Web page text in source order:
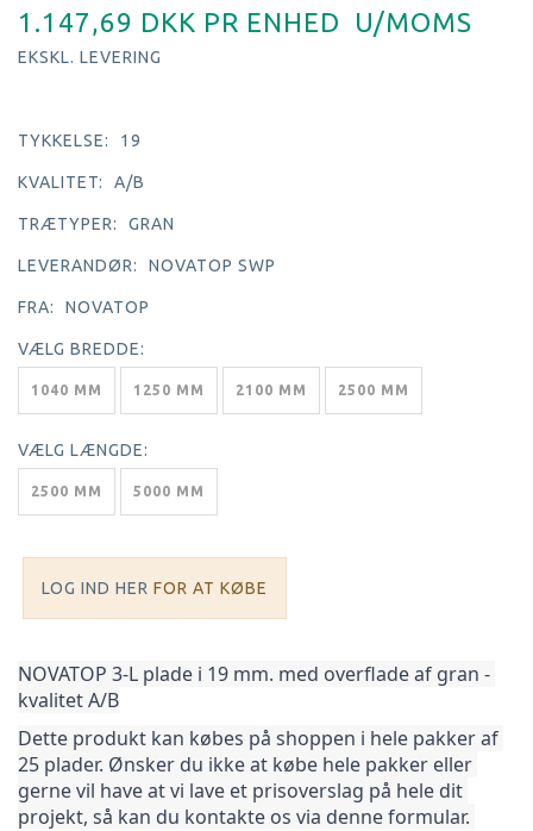
1.147,69 DKK PR ENHED U/MOMS
EKSKL. LEVERING
TYKKELSE: 19
KVALITET: A/B
TRÆTYPER: GRAN
LEVERANDØR: NOVATOP SWP
FRA: NOVATOP
VÆLG BREDDE:
1040 MM 1250 MM 2100 MM 2500 MM
VÆLG LÆNGDE:
2500 MM 5000 MM
LOG IND HER FOR AT KØBE
NOVATOP 3-L plade i 19 mm. med overflade af gran -
kvalitet A/B
Dette produkt kan købes på shoppen i hele pakker af
25 plader. Ønsker du ikke at købe hele pakker eller
gerne vil have at vi lave et prisoverslag på hele dit
projekt, så kan du kontakte os via denne formular.